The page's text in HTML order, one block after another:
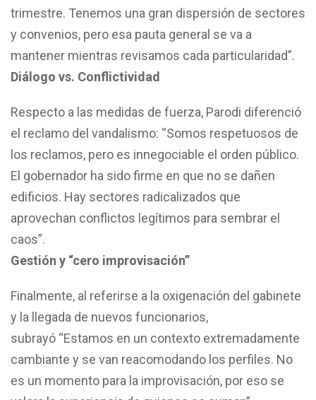
trimestre. Tenemos una gran dispersión de sectores
y convenios, pero esa pauta general se va a
mantener mientras revisamos cada particularidad”.
Diálogo vs. Conflictividad
Respecto a las medidas de fuerza, Parodi diferenció
el reclamo del vandalismo: “Somos respetuosos de
los reclamos, pero es innegociable el orden público.
El gobernador ha sido firme en que no se dañen
edificios. Hay sectores radicalizados que
aprovechan conflictos legítimos para sembrar el
caos”.
Gestión y “cero improvisación”
Finalmente, al referirse a la oxigenación del gabinete
y la llegada de nuevos funcionarios,
subrayó “Estamos en un contexto extremadamente
cambiante y se van reacomodando los perfiles. No
es un momento para la improvisación, por eso se